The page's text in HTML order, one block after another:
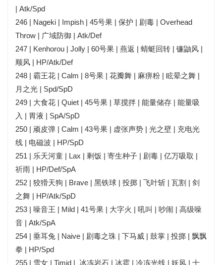
| Atk/Spd
246 | Nageki | Impish | 45号果 | 保护 | 剧毒 | Overhead
Throw | 广域防御 | Atk/Def
247 | Kenhorou | Jolly | 60号果 | 燕返 | 蜻蜓回转 | 镰鼬风 |
顺风 | HP/Atk/Def
248 | 霸王花 | Calm | 8号果 | 花瓣舞 | 麻痹粉 | 眩晕之舞 |
月之光 | Spd/SpD
249 | 大食花 | Quiet | 45号果 | 草搅拌 | 能量储存 | 能量吸
入 | 胃液 | SpA/SpD
250 | 顽皮弹 | Calm | 43号果 | 虚张声势 | 光之壁 | 充电光
线 | 电磁波 | HP/SpD
251 | 乐天河童 | Lax | 剩饭 | 寄生种子 | 剧毒 | 亿万吸取 |
祈雨 | HP/Def/SpA
252 | 狡猾天狗 | Brave | 黑铁球 | 投掷 | 飞叶斩 | 瓦割 | 剑
之舞 | HP/Atk/SpD
253 | 噪音王 | Mild | 41号果 | 大字火 | 吼叫 | 吵闹 | 高级噪
音 | Atk/SpA
254 | 垂耳兔 | Naive | 剧毒之珠 | 下马威 | 鼓掌 | 投掷 | 飘飘
拳 | HP/Spd
255 | 雪女 | Timid | 冰冻岩石 | 冰雹 | 冷冻光线 | 妖风 | 十